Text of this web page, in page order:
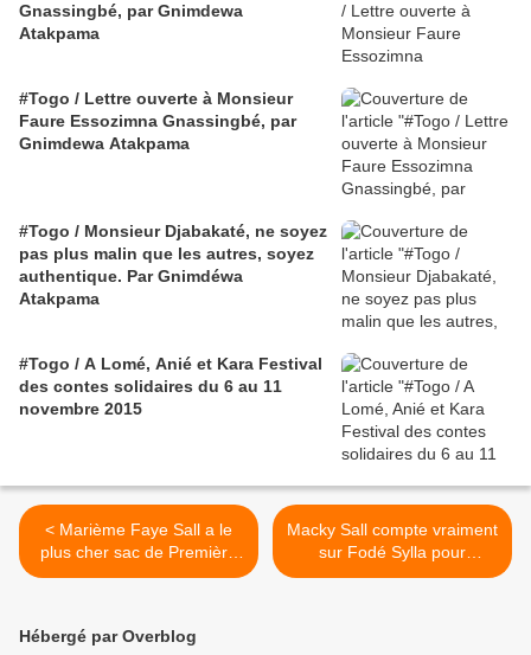
Gnassingbé, par Gnimdewa
Atakpama
#Togo / Lettre ouverte à Monsieur
Faure Essozimna Gnassingbé, par
Gnimdewa Atakpama
#Togo / Monsieur Djabakaté, ne soyez
pas plus malin que les autres, soyez
authentique. Par Gnimdéwa
Atakpama
#Togo / A Lomé, Anié et Kara Festival
des contes solidaires du 6 au 11
novembre 2015
< Marième Faye Sall a le
plus cher sac de Première
Dame du moment : 12
Macky Sall compte vraiment
sur Fodé Sylla pour
qu'émerge le Sénégal ? >
Hébergé par Overblog